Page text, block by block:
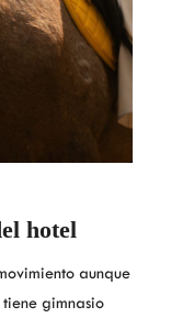
hotel
aunque
gimnasio